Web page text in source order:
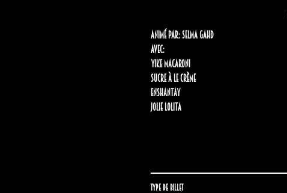
Animé par: Selma Gahd
Avec:
Yike Macaroni
Sucre à Le Crème
Enshantay
Jolie Lolita
Type de billet